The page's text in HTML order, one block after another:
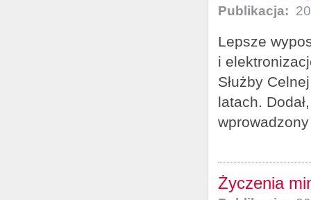
Publikacja:
Lepsze
i
Służby
latach.
Życzenia